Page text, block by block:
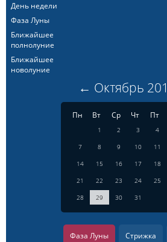
День недели
Фаза Луны
Ближайшее
полнолуние
Ближайшее
новолуние
← Октябрь
Пн Вт Ср Чт Пт
1 2 3 4
7
8 9 10 11
14
15 16 17 18
21
22 23 24 25
28
29 30 31
Фаза Луны Стрижка